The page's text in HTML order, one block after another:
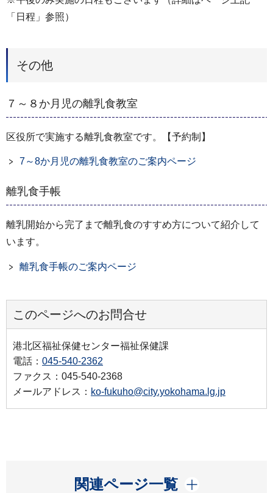
「日程」参照）
その他
７～８か月児の離乳食教室
区役所で実施する離乳食教室です。【予約制】
7～8か月児の離乳食教室のご案内ページ
離乳食手帳
離乳開始から完了まで離乳食のすすめ方について紹介して
います。
離乳食手帳のご案内ページ
このページへのお問合せ
港北区福祉保健センター福祉保健課
電話： 045-540-2362
ファクス：045-540-2368
メールアドレス： ko-fukuho@city.yokohama.lg.jp
関連ページ一覧
開く